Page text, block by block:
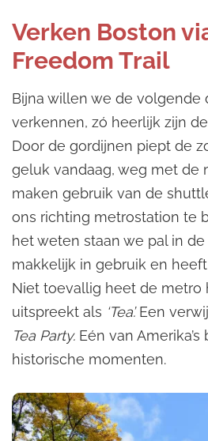
Verken Boston
Freedom Trail
Bijna willen we de volgende
verkennen, zó heerlijk zijn
Door de gordijnen piept de
geluk vandaag, weg met de
maken gebruik van de
ons richting metrostation te
het weten staan we pal in de
makkelijk in gebruik en
Niet toevallig heet de metro
uitspreekt als ‘Tea’.Een
Tea Party. Eén van
historische momenten.